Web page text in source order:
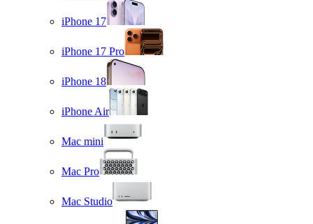
iPhone 17
iPhone 17 Pro
iPhone 18
iPhone Air
Mac mini
Mac Pro
Mac Studio